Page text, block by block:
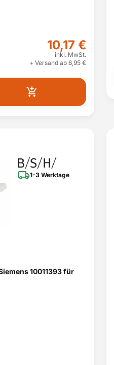
10,17 €
inkl. MwSt.
+ Versand ab 6,95 €
1-3 Werktage
10011393 für